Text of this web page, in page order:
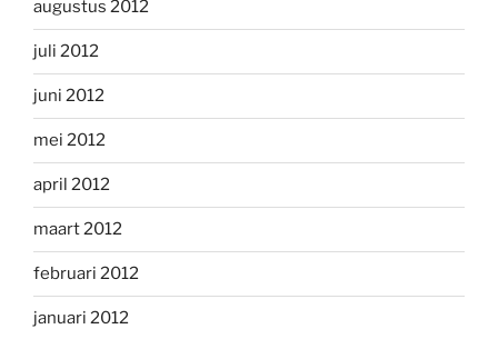
augustus 2012
juli 2012
juni 2012
mei 2012
april 2012
maart 2012
februari 2012
januari 2012